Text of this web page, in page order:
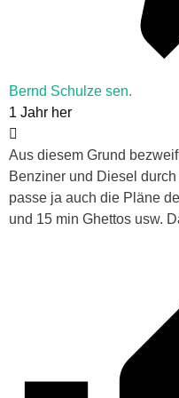
Bernd Schulze sen.
1 Jahr her
Aus diesem Grund
Benziner und Diesel
passe ja auch die Pläne
und 15 min Ghettos usw.